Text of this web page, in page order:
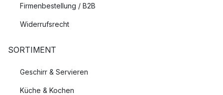
Firmenbestellung / B2B
Widerrufsrecht
SORTIMENT
Geschirr & Servieren
Küche & Kochen